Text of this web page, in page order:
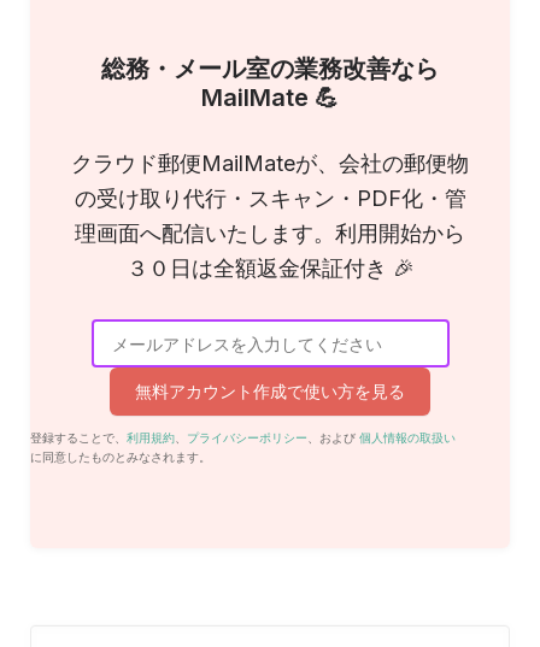
総務・メール室の業務改善なら
MailMate 💪
クラウド郵便MailMateが、会社の郵便物
の受け取り代行・スキャン・PDF化・管
理画面へ配信いたします。利用開始から
３０日は全額返金保証付き 🎉
無料アカウント作成で使い方を見る
登録することで、 利用規約 プライバシーポリシー 、および 個人情報の取扱い
に同意したものとみなされます。